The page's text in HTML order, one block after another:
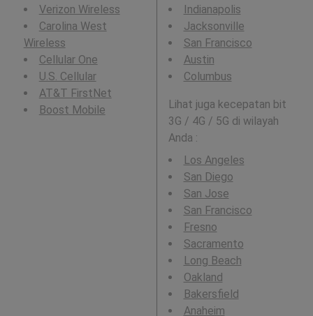
Verizon Wireless
Carolina West
Wireless
Cellular One
U.S. Cellular
AT&T FirstNet
Boost Mobile
Indianapolis
Jacksonville
San Francisco
Austin
Columbus
Lihat juga kecepatan bit
3G / 4G / 5G di wilayah
Anda :
Los Angeles
San Diego
San Jose
San Francisco
Fresno
Sacramento
Long Beach
Oakland
Bakersfield
Anaheim